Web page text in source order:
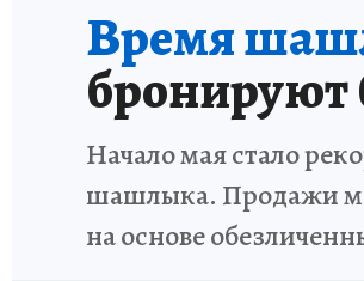
Время
бронируют
Начало мая стало
шашлыка. Продажи
на основе